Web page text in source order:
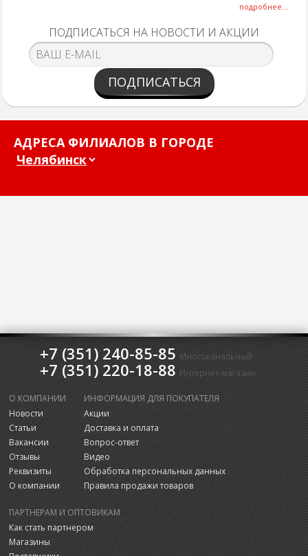
подробнее...
ПОДПИСАТЬСЯ НА НОВОСТИ И АКЦИИ
ПОДПИСАТЬСЯ
АДРЕСА ФИЛИАЛОВ В ГОРОДЕ
+7 (351) 240-85-85 Многоканальный
+7 (351) 220-18-88 Интернет-магазин
О КОМПАНИИ
Новости
Статьи
Вакансии
Отзывы
Реквизиты
О компании
ИНФОРМАЦИЯ ДЛЯ ПОКУПАТЕЛЯ
Акции
Доставка и оплата
Вопрос-ответ
Видео
Обработка персональных данных
Правила продажи товаров
ПАРТНЕРАМ И ОПТОВИКАМ
Как стать партнером
Магазины